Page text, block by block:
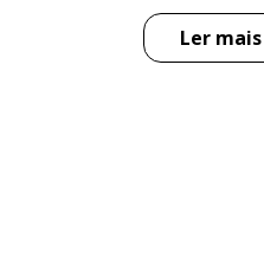
Ler mais